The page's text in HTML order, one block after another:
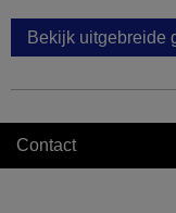
Bekijk uitgebreide
Contact